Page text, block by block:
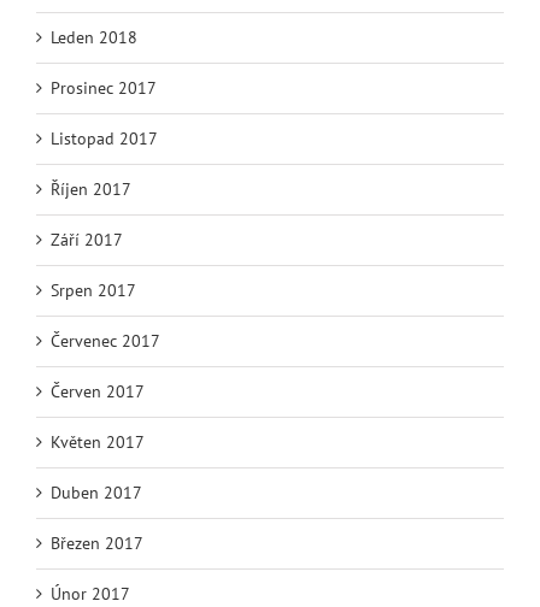
Leden 2018
Prosinec 2017
Listopad 2017
Říjen 2017
Září 2017
Srpen 2017
Červenec 2017
Červen 2017
Květen 2017
Duben 2017
Březen 2017
Únor 2017